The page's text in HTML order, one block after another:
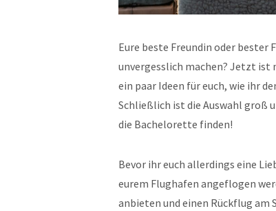
Eure beste Freundin oder
unvergesslich machen? Jetzt ist
ein paar Ideen für euch, wie ihr
Schließlich ist die Auswahl groß
die Bachelorette finden!
Bevor ihr euch allerdings eine
eurem Flughafen angeflogen
anbieten und einen Rückflug am